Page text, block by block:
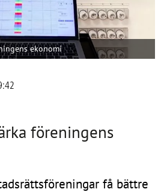
support, felanmälan och
senare år har stigande
fokus på hållbarhet också
och individuell mätning
en viktigare del av verksamheten.
nätverk av underentreprenörer.
bostadsrättsföreningar i stora
CoLin och han beskriver IMD
varmvattenförbrukningen mäts
kostnaden blir direkt kopplad till